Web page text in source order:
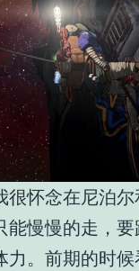
怀念在尼泊
慢慢的走，
。前期的时